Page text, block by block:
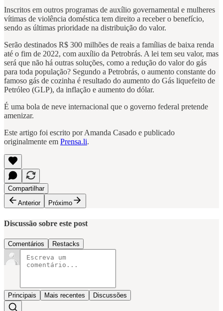
Inscritos em outros programas de auxílio governamental e mulheres
vítimas de violência doméstica tem direito a receber o benefício,
sendo as últimas prioridade na distribuição do valor.
Serão destinados R$ 300 milhões de reais a famílias de baixa renda
até o fim de 2022, com auxílio da Petrobrás. A lei tem seu valor, mas
será que não há outras soluções, como a redução do valor do gás
para toda população? Segundo a Petrobrás, o aumento constante do
famoso gás de cozinha é resultado do aumento do Gás liquefeito de
Petróleo (GLP), da inflação e aumento do dólar.
É uma bola de neve internacional que o governo federal pretende
amenizar.
Este artigo foi escrito por Amanda Casado e publicado
originalmente em Prensa.li.
Compartilhar
Anterior
Próximo
Discussão sobre este post
Comentários Restacks
Principais Mais recentes Discussões